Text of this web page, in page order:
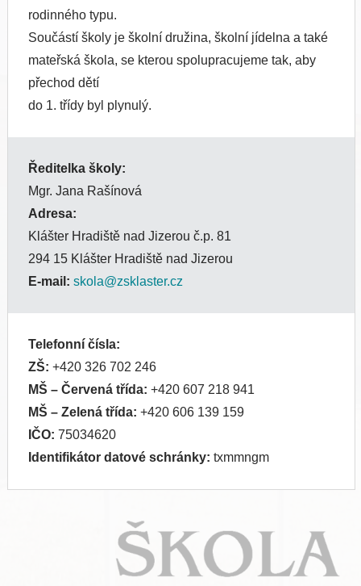
rodinného typu.
Součástí školy je školní družina, školní jídelna a také
mateřská škola, se kterou spolupracujeme tak, aby
přechod dětí
do 1. třídy byl plynulý.
Ředitelka školy:
Mgr. Jana Rašínová
Adresa:
Klášter Hradiště nad Jizerou č.p. 81
294 15 Klášter Hradiště nad Jizerou
E-mail: skola@zsklaster.cz
Telefonní čísla:
ZŠ: +420 326 702 246
MŠ – Červená třída: +420 607 218 941
MŠ – Zelená třída: +420 606 139 159
IČO: 75034620
Identifikátor datové schránky: txmmngm